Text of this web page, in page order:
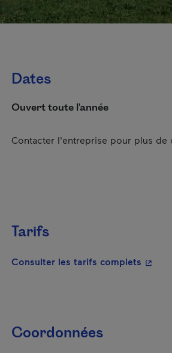
Dates
Ouvert toute l'année
Contacter l'entreprise pour plus de
Tarifs
Consulter les tarifs complets - Cet
Coordonnées